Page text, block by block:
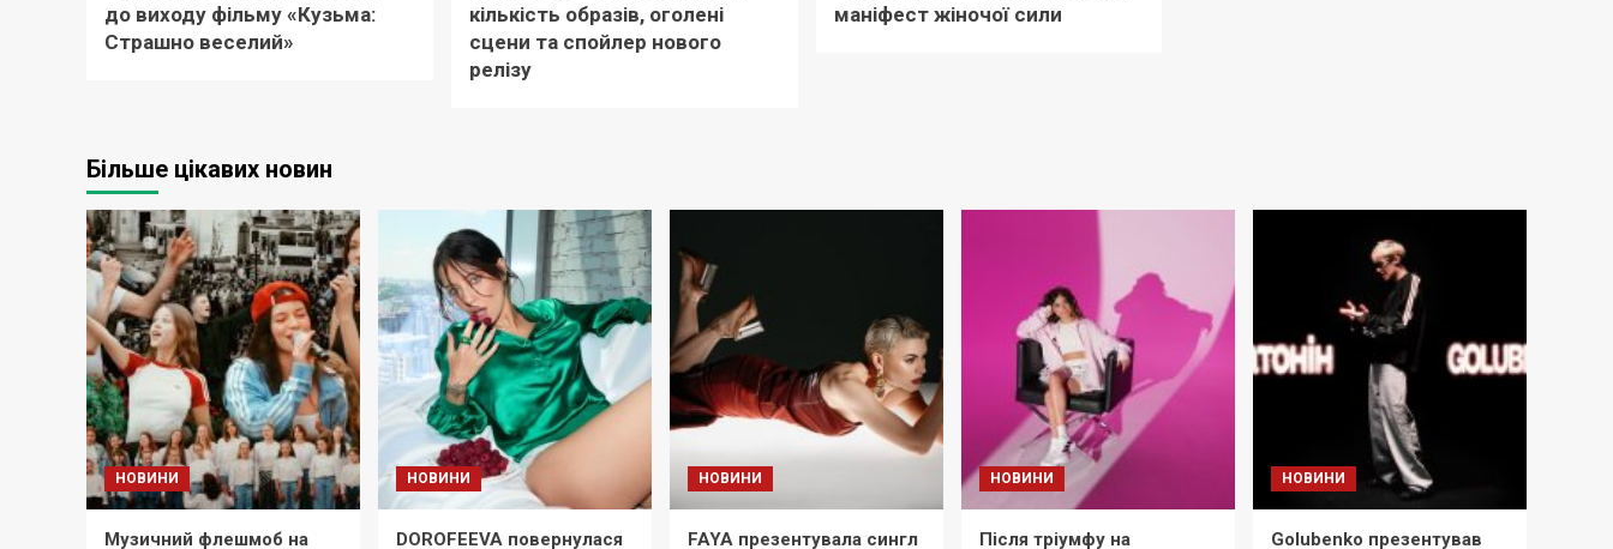
до виходу фільму «Кузьма:
Страшно веселий»
кількість образів, оголені
сцени та спойлер нового
релізу
маніфест жіночої сили
Більше цікавих новин
НОВИНИ
Музичний флешмоб на
НОВИНИ
DOROFEEVA повернулася
НОВИНИ
FAYA презентувала сингл
НОВИНИ
Після тріумфу на
НОВИНИ
Golubenko презентував